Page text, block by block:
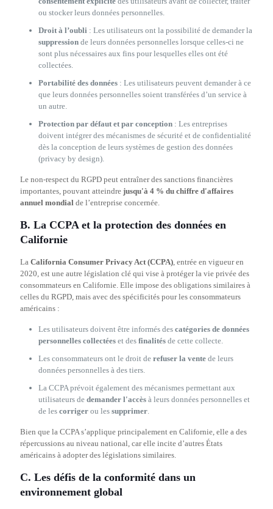
ou stocker leurs données personnelles.
Droit à l’oubli : Les utilisateurs ont la possibilité de demander la
suppression de leurs données personnelles lorsque celles-ci ne
sont plus nécessaires aux fins pour lesquelles elles ont été
collectées.
Portabilité des données : Les utilisateurs peuvent demander à ce
que leurs données personnelles soient transférées d’un service à
un autre.
Protection par défaut et par conception : Les entreprises
doivent intégrer des mécanismes de sécurité et de confidentialité
dès la conception de leurs systèmes de gestion des données
(privacy by design).
Le non-respect du RGPD peut entraîner des sanctions financières
importantes, pouvant atteindre jusqu'à 4 % du chiffre d'affaires
annuel mondial de l’entreprise concernée.
B. La CCPA et la protection des données en
Californie
La California Consumer Privacy Act (CCPA), entrée en vigueur en
2020, est une autre législation clé qui vise à protéger la vie privée des
consommateurs en Californie. Elle impose des obligations similaires à
celles du RGPD, mais avec des spécificités pour les consommateurs
américains :
Les utilisateurs doivent être informés des catégories de données
personnelles collectées et des finalités de cette collecte.
Les consommateurs ont le droit de refuser la vente de leurs
données personnelles à des tiers.
La CCPA prévoit également des mécanismes permettant aux
utilisateurs de demander l'accès à leurs données personnelles et
de les corriger ou les supprimer.
Bien que la CCPA s’applique principalement en Californie, elle a des
répercussions au niveau national, car elle incite d’autres États
américains à adopter des législations similaires.
C. Les défis de la conformité dans un
environnement global